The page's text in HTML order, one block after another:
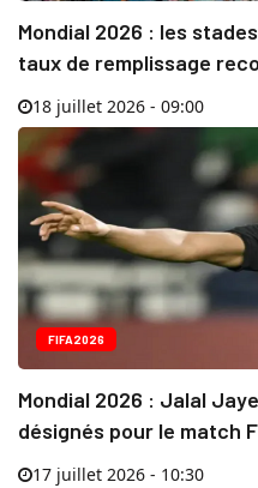
Mondial 2026 : les
taux de remplissage
18 juillet 2026 - 09:00
FIFA2026
Mondial 2026 : Jalal
désignés pour le match
17 juillet 2026 - 10:30